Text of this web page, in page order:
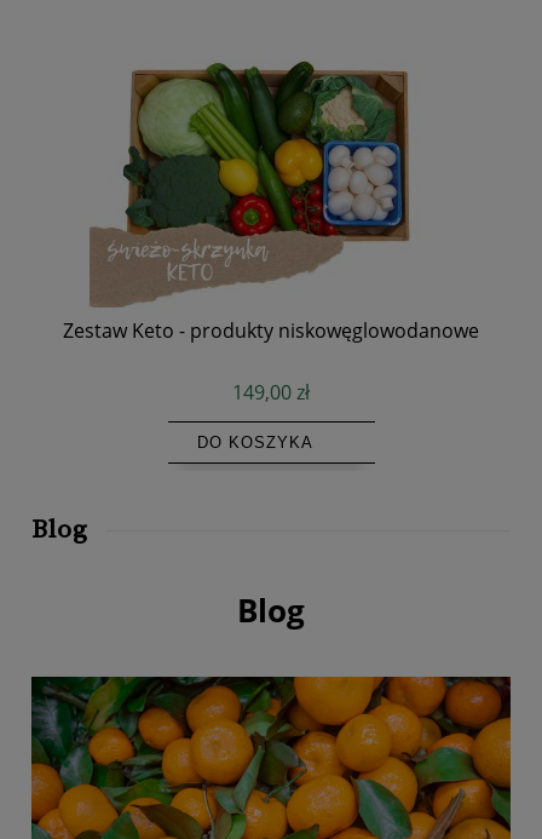
Zestaw Keto - produkty niskowęglowodanowe
149,00 zł
DO KOSZYKA
Blog
Blog